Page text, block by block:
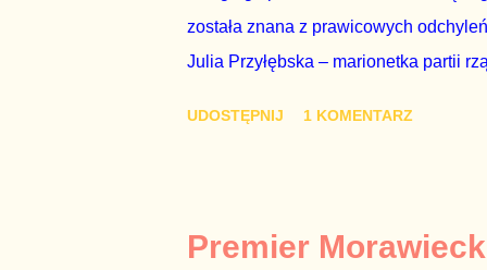
została znana z prawicowych
Julia Przyłębska – marionetka partii
z TVP i TVN nie dorastają do pięt.
UDOSTĘPNIJ 1 KOMENTARZ
Premier